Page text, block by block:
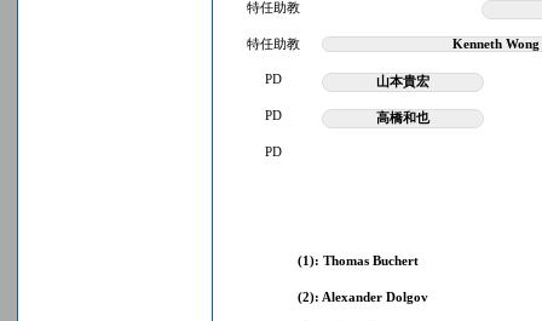
特任助教
特任助教
PD
PD
PD
Kenneth Wong
高橋和也
山本貴宏
(1): Thomas Buchert
(2): Alexander Dolgov